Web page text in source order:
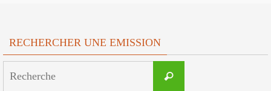
RECHERCHER UNE EMISSION
Recherche